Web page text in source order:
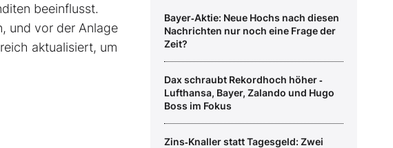
beeinflusst.
und vor der Anlage
aktualisiert, um
Bayer‑Aktie: Neue Hochs nach diesen
Nachrichten nur noch eine Frage der
Zeit?
Dax schraubt Rekordhoch höher ‑
Lufthansa, Bayer, Zalando und Hugo
Boss im Fokus
Zins‑Knaller statt Tagesgeld: Zwei